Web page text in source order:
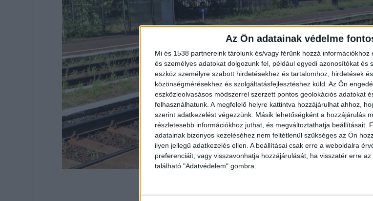
Az Ön adatainak védelme
Mi és 1538 partnereink tárolunk és/vagy férünk hozzá információkhoz
és személyes adatokat dolgozunk fel, például egyedi azonosítókat és
eszköz személyre szabott hirdetésekhez és tartalomhoz, hirdetések
közönségmérésekhez és szolgáltatásfejlesztéshez küld. Az Ön
eszközleolvasásos módszerrel szerzett pontos geolokációs adatokat
felhasználhatunk. A megfelelő helyre kattintva hozzájárulhat ahhoz,
szerint adatkezelést végezzünk. Másik lehetőségként a hozzájárulás
részletesebb információkhoz juthat, és megváltoztathatja beállításait.
adatainak bizonyos kezeléséhez nem feltétlenül szükséges az Ön
ilyen jellegű adatkezelés ellen. A beállításai csak erre a weboldalra
preferenciáit, vagy visszavonhatja hozzájárulását, ha visszatér erre
található "Adatvédelem" gombra.